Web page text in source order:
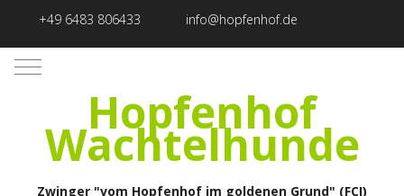
+49 6483 806433 info@hopfenhof.de
Mobile Menu Toggle
Hopfenhof
Wachtelhunde
Zwinger "vom Hopfenhof im goldenen Grund" (FCI)